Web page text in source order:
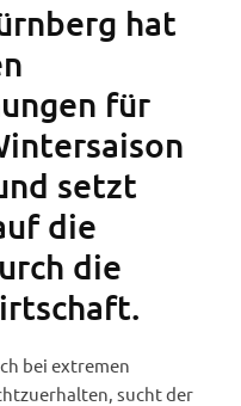
hat
für
setzt
die
die
bei extremen
sucht der